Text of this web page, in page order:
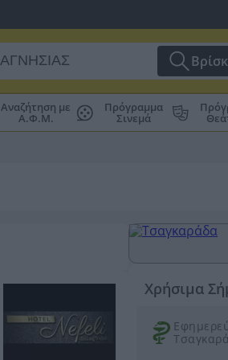
Αναζήτηση με
Α.Φ.Μ.
Πρόγραμμα
Σινεμά
Χρήσιμα